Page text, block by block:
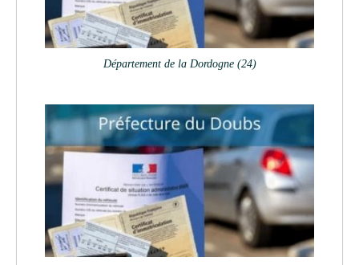
Département de la Dordogne (24)